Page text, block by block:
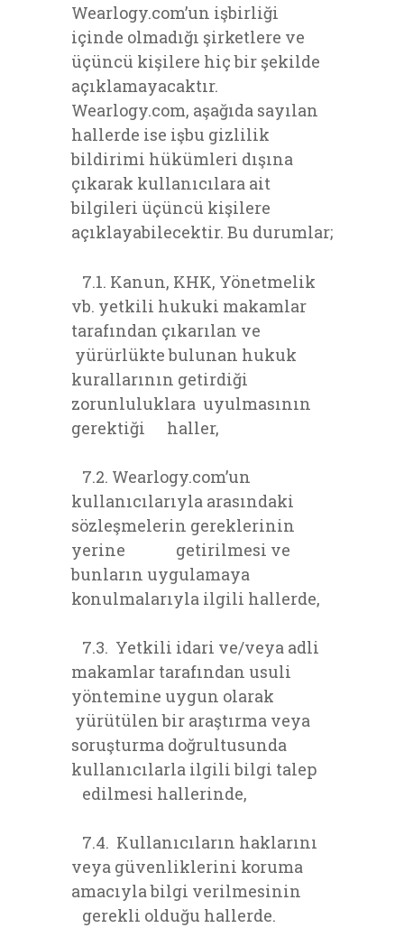
Wearlogy.com’un işbirliği
içinde olmadığı şirketlere ve
üçüncü kişilere hiç bir şekilde
açıklamayacaktır.
Wearlogy.com, aşağıda sayılan
hallerde ise işbu gizlilik
bildirimi hükümleri dışına
çıkarak kullanıcılara ait
bilgileri üçüncü kişilere
açıklayabilecektir. Bu durumlar;
7.1. Kanun, KHK, Yönetmelik
vb. yetkili hukuki makamlar
tarafından çıkarılan ve
yürürlükte bulunan hukuk
kurallarının getirdiği
zorunluluklara uyulmasının
gerektiği haller,
7.2. Wearlogy.com’un
kullanıcılarıyla arasındaki
sözleşmelerin gereklerinin
yerine getirilmesi ve
bunların uygulamaya
konulmalarıyla ilgili hallerde,
7.3. Yetkili idari ve/veya adli
makamlar tarafından usuli
yöntemine uygun olarak
yürütülen bir araştırma veya
soruşturma doğrultusunda
kullanıcılarla ilgili bilgi talep
edilmesi hallerinde,
7.4. Kullanıcıların haklarını
veya güvenliklerini koruma
amacıyla bilgi verilmesinin
gerekli olduğu hallerde.